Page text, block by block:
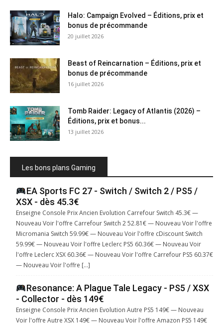
Halo: Campaign Evolved – Éditions, prix et
bonus de précommande
20 juillet 2026
Beast of Reincarnation – Éditions, prix et
bonus de précommande
16 juillet 2026
Tomb Raider: Legacy of Atlantis (2026) –
Éditions, prix et bonus...
13 juillet 2026
Les bons plans Gaming
EA Sports FC 27 - Switch / Switch 2 / PS5 /
XSX - dès 45.3€
Enseigne Console Prix Ancien Evolution Carrefour Switch 45.3€ —
Nouveau Voir l'offre Carrefour Switch 2 52.81€ — Nouveau Voir l'offre
Micromania Switch 59.99€ — Nouveau Voir l'offre cDiscount Switch
59.99€ — Nouveau Voir l'offre Leclerc PS5 60.36€ — Nouveau Voir
l'offre Leclerc XSX 60.36€ — Nouveau Voir l'offre Carrefour PS5 60.37€
— Nouveau Voir l'offre […]
Resonance: A Plague Tale Legacy - PS5 / XSX
- Collector - dès 149€
Enseigne Console Prix Ancien Evolution Autre PS5 149€ — Nouveau
Voir l'offre Autre XSX 149€ — Nouveau Voir l'offre Amazon PS5 149€